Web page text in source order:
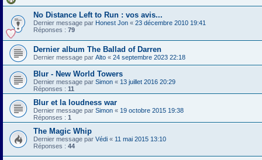
No Distance Left to Run : vos avis...
Dernier message par Honest Jon « 23 décembre 2010 19:41
Réponses : 79
Dernier album The Ballad of Darren
Dernier message par Alto « 24 septembre 2023 22:18
Blur - New World Towers
Dernier message par Simon « 13 juillet 2016 20:29
Réponses : 11
Blur et la loudness war
Dernier message par Simon « 19 octobre 2015 19:38
Réponses : 1
The Magic Whip
Dernier message par Védi « 11 mai 2015 13:10
Réponses : 44